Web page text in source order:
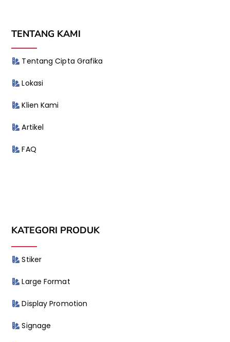
TENTANG KAMI
Tentang Cipta Grafika
Lokasi
Klien Kami
Artikel
FAQ
KATEGORI PRODUK
Stiker
Large Format
Display Promotion
Signage